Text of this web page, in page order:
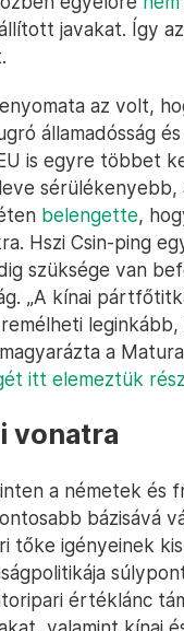
javakat. Így
az volt,
államadósság
is egyre többet
belengette,
Hszi Csin-ping
szüksége van
„A kínai
a
itt elemeztük
vonatra
a németek és
bázisává
tőke igényeinek
értéklánc